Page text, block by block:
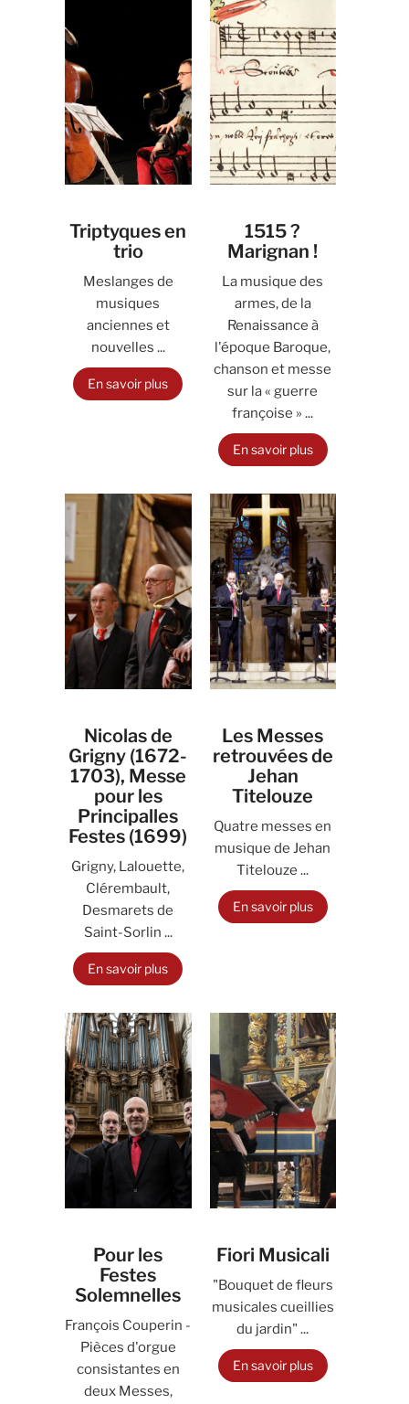
Triptyques en
trio
Meslanges de
musiques
anciennes et
nouvelles ...
En savoir plus
1515 ?
Marignan !
La musique des
armes, de la
Renaissance à
l'époque Baroque,
chanson et messe
sur la « guerre
françoise » ...
En savoir plus
Nicolas de
Grigny (1672-
1703), Messe
pour les
Principalles
Festes (1699)
Grigny, Lalouette,
Clérembault,
Desmarets de
Saint-Sorlin ...
En savoir plus
Les Messes
retrouvées de
Jehan
Titelouze
Quatre messes en
musique de Jehan
Titelouze ...
En savoir plus
Pour les
Festes
Solemnelles
François Couperin -
Pièces d'orgue
consistantes en
deux Messes,
Fiori Musicali
"Bouquet de fleurs
musicales cueillies
du jardin" ...
En savoir plus